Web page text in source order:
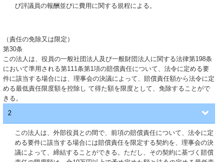
び評議員の報酬並びに費用に関する規程による。
（責任の免除又は限定）
第30条
この法人は、役員の一般社団法人及び一般財団法人に関する法律第198条
において準用される第111条第1項の賠償責任について、法令に定める要
件に該当する場合には、理事会の決議によって、賠償責任額から法令に定
める最低責任限度額を控除し て得た額を限度として、免除することがで
きる。
2
この法人は、外部役員との間で、前項の賠償責任について、法令に定
める要件に該当する場合には賠償責任を限定する契約を、理事会の決
議によって、締結することができる。ただし、その契約に基づく賠償